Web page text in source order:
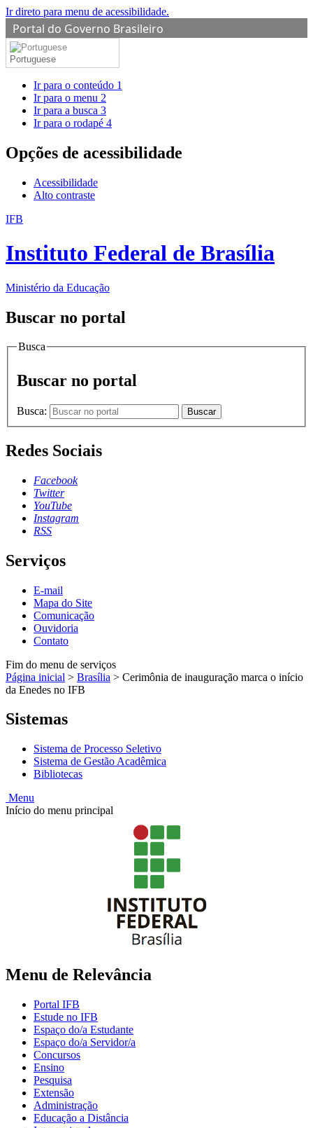
Ir direto para menu de acessibilidade.
Portal do Governo Brasileiro
Portuguese
Ir para o conteúdo 1
Ir para o menu 2
Ir para a busca 3
Ir para o rodapé 4
Opções de acessibilidade
Acessibilidade
Alto contraste
IFB
Instituto Federal de Brasília
Ministério da Educação
Buscar no portal
Busca
Buscar no portal
Busca: Buscar
Redes Sociais
Facebook
Twitter
YouTube
Instagram
RSS
Serviços
E-mail
Mapa do Site
Comunicação
Ouvidoria
Contato
Fim do menu de serviços
Página inicial > Brasília > Cerimônia de inauguração marca o início
da Enedes no IFB
Sistemas
Sistema de Processo Seletivo
Sistema de Gestão Acadêmica
Bibliotecas
Menu
Início do menu principal
Menu de Relevância
Portal IFB
Estude no IFB
Espaço do/a Estudante
Espaço do/a Servidor/a
Concursos
Ensino
Pesquisa
Extensão
Administração
Educação a Distância